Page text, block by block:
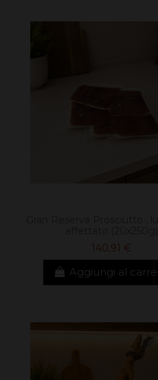
140,91 €
Aggiungi al